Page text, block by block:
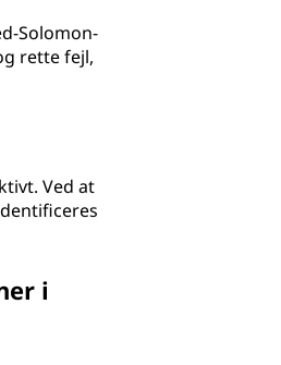
Solomon-
rette fejl,
Ved at
i